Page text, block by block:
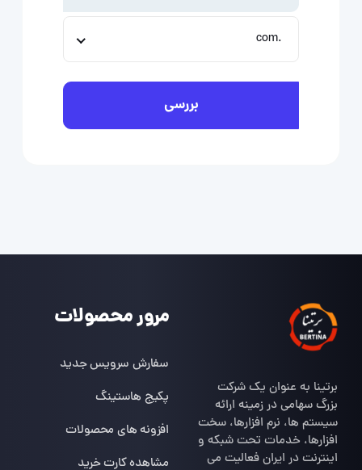
.com
بررسی
برتینا به عنوان یک شرکت
بزرگ سهامی در زمینه ارائه
سیستم ها، نرم افزارها، سخت
افزارها، خدمات تحت شبکه و
اینترنت در ایران فعالیت می
مرور محصولات
سفارش سرویس جدید
پکیج هاستینگ
افزونه های محصولات
مشاهده کارت خرید